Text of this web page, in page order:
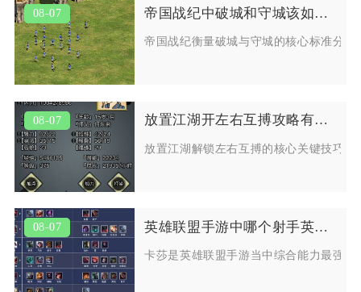
08-07 帝国战纪中破城和守城该如何衡量
帝国战纪衡量破城与守城的核心标准分
08-07 放置江湖开左右互搏攻略有哪些关键技巧
放置江湖解锁左右互搏的核心关键技巧
08-07 英雄联盟手游中哪个射手英雄最值得使用
卡莎是英雄联盟手游当中综合能力最强